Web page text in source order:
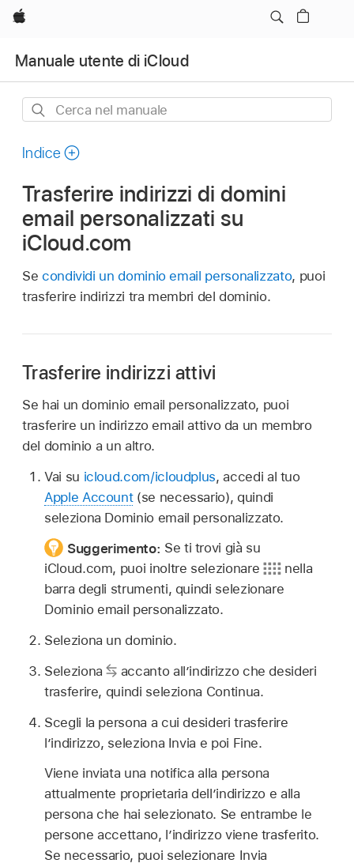
Apple
Manuale utente di iCloud
Cerca
manuale
Indice
Trasferire indirizzi di domini
email personalizzati su
iCloud.com
Se condividi un dominio email personalizzato, puoi
trasferire indirizzi tra membri del dominio.
Trasferire indirizzi attivi
Se hai un dominio email personalizzato, puoi
trasferire un indirizzo email attivo da un membro
del dominio a un altro.
Vai su icloud.com/icloudplus, accedi al tuo
Apple Account(se necessario), quindi
seleziona Dominio email personalizzato.
Suggerimento: Se ti trovi già su
iCloud.com, puoi inoltre selezionare
nella
barra degli strumenti, quindi selezionare
Dominio email personalizzato.
Seleziona un dominio.
Seleziona
accanto all’indirizzo che desideri
trasferire, quindi seleziona Continua.
Scegli la persona a cui desideri trasferire
l’indirizzo, seleziona Invia e poi Fine.
Viene inviata una notifica alla persona
attualmente proprietaria dell’indirizzo e alla
persona che hai selezionato. Se entrambe le
persone accettano, l’indirizzo viene trasferito.
Se necessario, puoi selezionare Invia